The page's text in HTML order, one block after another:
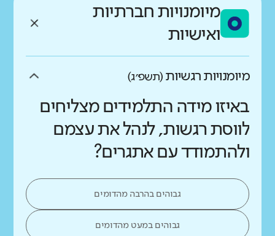
מיומנויות חברתיות
ואישיות
מיומנויות רגשיות (תשפ״ג)
באיזו מידה התלמידים מצליחים
לווסת רגשות, לנהל את עצמם
ולהתמודד עם אתגרים?
גבוהים בהרבה מהדומים
גבוהים במעט מהדומים